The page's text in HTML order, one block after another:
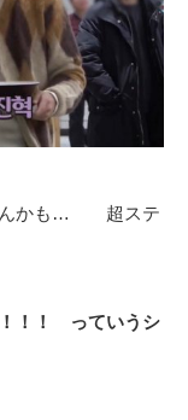
んかも… 超ステ
！！ っていうシ